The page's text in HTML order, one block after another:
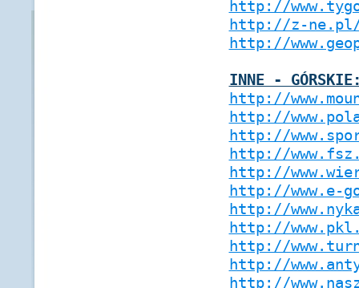
http://
http://z-
http://
INNE -
http://
http://
http://
http://
http://
http://www.e-
http://
http://
http://
http://
http://